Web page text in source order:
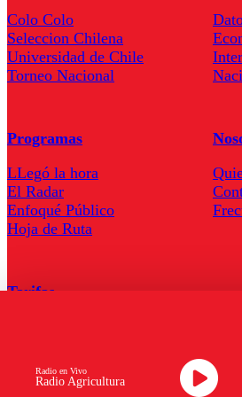
Radio Agricultura
Radio en Vivo
Colo Colo
Seleccion Chilena
Universidad de Chile
Torneo Nacional
Programas
LLegó la hora
El Radar
Enfoqué Público
Hoja de Ruta
Tarifas